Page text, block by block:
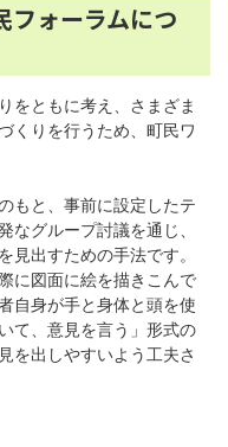
フォーラムにつ
をともに考え、さまざま
くりを行うため、町民ワ
もと、事前に設定したテ
なグループ討議を通じ、
見出すための手法です。
に図面に絵を描きこんで
自身が手と身体と頭を使
て、意見を言う」形式の
を出しやすいよう工夫さ